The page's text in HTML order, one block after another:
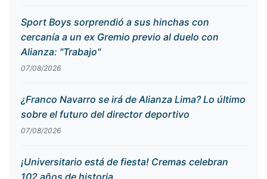
Sport Boys sorprendió a sus hinchas con
cercanía a un ex Gremio previo al duelo con
Alianza: "Trabajo"
07/08/2026
¿Franco Navarro se irá de Alianza Lima? Lo último
sobre el futuro del director deportivo
07/08/2026
¡Universitario está de fiesta! Cremas celebran
102 años de historia